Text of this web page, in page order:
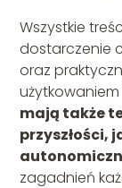
Wszystkie
dostarczenie
oraz
mają także
przyszłości,
zagadnień